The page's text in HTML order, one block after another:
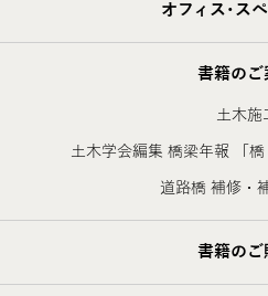
オフィス･ス
書籍のご
土木施
土木学会編集 橋梁年報 「橋
道路橋 補修・
書籍のご